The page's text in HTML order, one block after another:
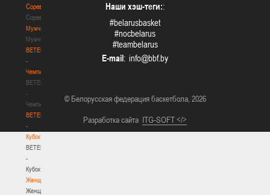
Соревнования
Соревнования
Мужчины
Мужчины
BETERA
-
Чемпионат
BETERA
-
Чемпионат
BETERA
-
Кубок
BETERA
-
Кубок
Женщины
Женщины
Наши хэш-теги::
#belarusbasket
#nocbelarus
#teambelarus
E-mail:
© Белорусская федерация баскетбола, 2026
Разработка сайта ITG-SOFT </>